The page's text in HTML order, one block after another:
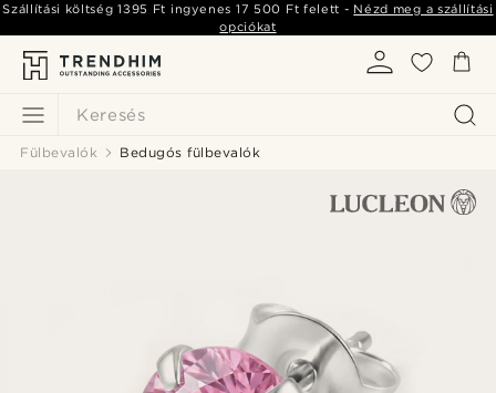
Keresés
Szállítási költség1395 Ft ingyenes 17 500 Ft felett - Nézd meg a szállítási
opciókat
Fülbevalók Bedugós fülbevalók